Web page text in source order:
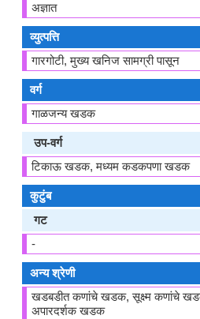
अज्ञात
व्युत्पत्ति
गारगोटी, मुख्य खनिज सामग्री पासून
वर्ग
गाळजन्य खडक
उप-वर्ग
टिकाऊ खडक, मध्यम कडकपणा खडक
कुटुंब
गट
-
अन्य श्रेणी
खडबडीत कणांचे खडक, सूक्ष्म कणांचे
अपारदर्शक खडक